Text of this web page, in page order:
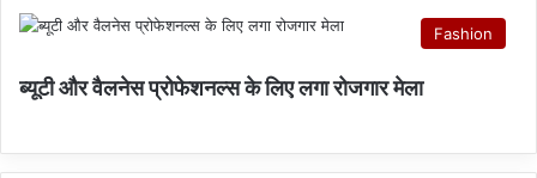
Fashion
ब्यूटी और वैलनेस प्रोफेशनल्स के लिए लगा रोजगार मेला